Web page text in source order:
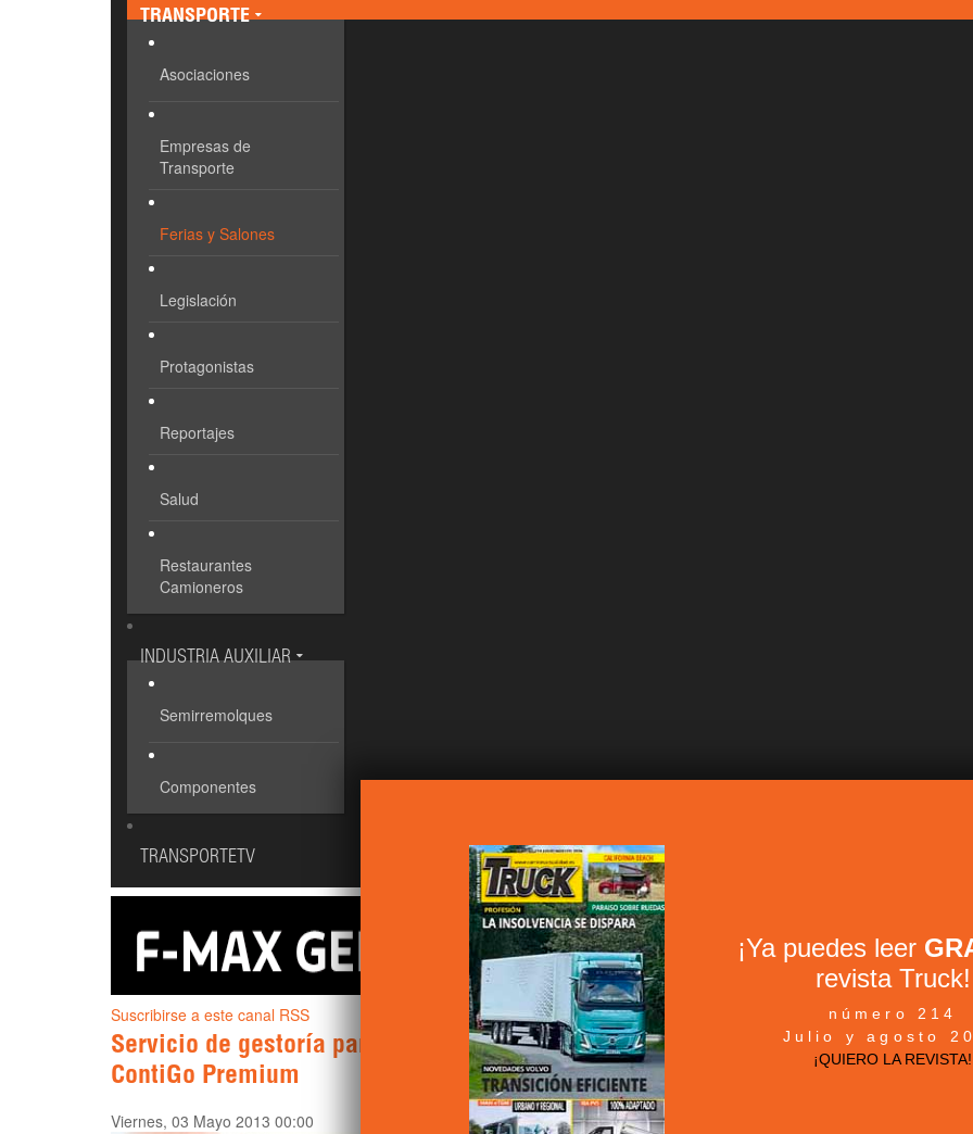
TRANSPORTE
Asociaciones
Empresas de
Transporte
Ferias y Salones
Legislación
Protagonistas
Reportajes
Salud
Restaurantes
Camioneros
INDUSTRIA AUXILIAR
Semirremolques
Componentes
TRANSPORTETV
Suscribirse a este canal RSS
Servicio de gestoría para los titulares de la tarjeta
ContiGo Premium
Viernes, 03 Mayo 2013 00:00
+ NOTICIAS...
¡Ya puedes leer
revista Truck!
número 214
Julio y agosto
¡QUIERO LA REVISTA!